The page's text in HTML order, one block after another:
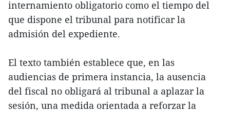
internamiento obligatorio como el tiempo del
que dispone el tribunal para notificar la
admisión del expediente.
El texto también establece que, en las
audiencias de primera instancia, la ausencia
del fiscal no obligará al tribunal a aplazar la
sesión, una medida orientada a reforzar la